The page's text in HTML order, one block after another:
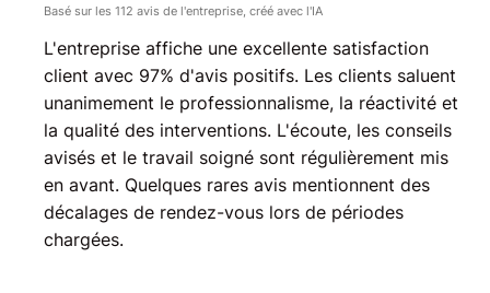
Basé sur les 112 avis de l'entreprise, créé avec l'IA
L'entreprise affiche une excellente satisfaction
client avec 97% d'avis positifs. Les clients saluent
unanimement le professionnalisme, la réactivité et
la qualité des interventions. L'écoute, les conseils
avisés et le travail soigné sont régulièrement mis
en avant. Quelques rares avis mentionnent des
décalages de rendez-vous lors de périodes
chargées.